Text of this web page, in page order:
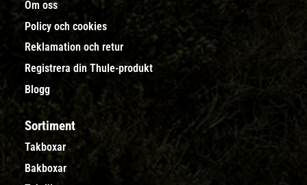
Om oss
Policy och cookies
Reklamation och retur
Registrera din Thule-produkt
Blogg
Sortiment
Takboxar
Bakboxar